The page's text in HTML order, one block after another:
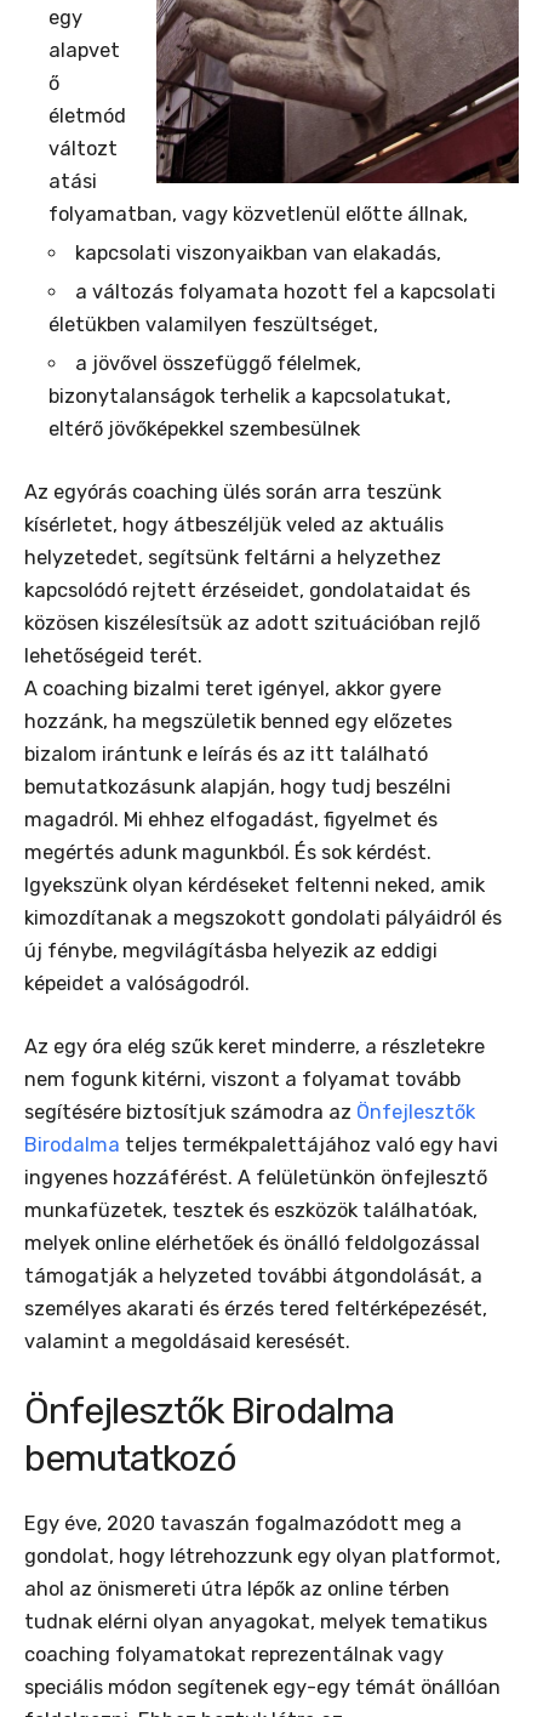
egy
alapvet
ő
életmód
változt
atási
folyamatban, vagy közvetlenül előtte állnak,
kapcsolati viszonyaikban van elakadás,
a változás folyamata hozott fel a kapcsolati
életükben valamilyen feszültséget,
a jövővel összefüggő félelmek,
bizonytalanságok terhelik a kapcsolatukat,
eltérő jövőképekkel szembesülnek
Az egyórás coaching ülés során arra teszünk
kísérletet, hogy átbeszéljük veled az aktuális
helyzetedet, segítsünk feltárni a helyzethez
kapcsolódó rejtett érzéseidet, gondolataidat és
közösen kiszélesítsük az adott szituációban rejlő
lehetőségeid terét.
A coaching bizalmi teret igényel, akkor gyere
hozzánk, ha megszületik benned egy előzetes
bizalom irántunk e leírás és az itt található
bemutatkozásunk alapján, hogy tudj beszélni
magadról. Mi ehhez elfogadást, figyelmet és
megértés adunk magunkból. És sok kérdést.
Igyekszünk olyan kérdéseket feltenni neked, amik
kimozdítanak a megszokott gondolati pályáidról és
új fénybe, megvilágításba helyezik az eddigi
képeidet a valóságodról.
Az egy óra elég szűk keret minderre, a részletekre
nem fogunk kitérni, viszont a folyamat tovább
segítésére biztosítjuk számodra az Önfejlesztők
Birodalma teljes termékpalettájához való egy havi
ingyenes hozzáférést. A felületünkön önfejlesztő
munkafüzetek, tesztek és eszközök találhatóak,
melyek online elérhetőek és önálló feldolgozással
támogatják a helyzeted további átgondolását, a
személyes akarati és érzés tered feltérképezését,
valamint a megoldásaid keresését.
Önfejlesztők Birodalma
bemutatkozó
Egy éve, 2020 tavaszán fogalmazódott meg a
gondolat, hogy létrehozzunk egy olyan platformot,
ahol az önismereti útra lépők az online térben
tudnak elérni olyan anyagokat, melyek tematikus
coaching folyamatokat reprezentálnak vagy
speciális módon segítenek egy-egy témát önállóan